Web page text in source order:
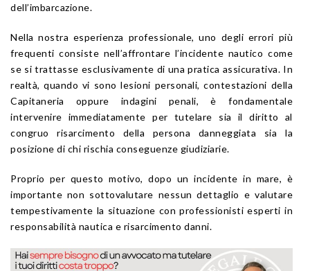
dell’imbarcazione.
Nella nostra esperienza professionale, uno degli errori più
frequenti consiste nell’affrontare l’incidente nautico come
se si trattasse esclusivamente di una pratica assicurativa. In
realtà, quando vi sono lesioni personali, contestazioni della
Capitaneria oppure indagini penali, è fondamentale
intervenire immediatamente per tutelare sia il diritto al
congruo risarcimento della persona danneggiata sia la
posizione di chi rischia conseguenze giudiziarie.
Proprio per questo motivo, dopo un incidente in mare, è
importante non sottovalutare nessun dettaglio e valutare
tempestivamente la situazione con professionisti esperti in
responsabilità nautica e risarcimento danni.